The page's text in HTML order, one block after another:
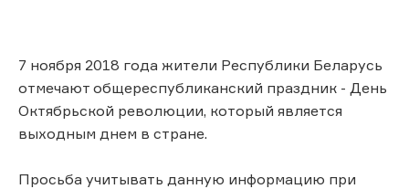
7 ноября 2018 года жители Республики Беларусь
отмечают общереспубликанский праздник - День
Октябрьской революции, который является
выходным днем в стране.
Просьба учитывать данную информацию при